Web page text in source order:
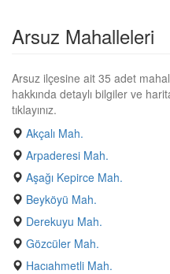
Arsuz Mahalleleri
Arsuz ilçesine ait 35 adet
hakkında detaylı bilgiler ve
tıklayınız.
Akçalı Mah.
Arpaderesi Mah.
Aşağı Kepirce Mah.
Beyköyü Mah.
Derekuyu Mah.
Gözcüler Mah.
Hacıahmetli Mah.